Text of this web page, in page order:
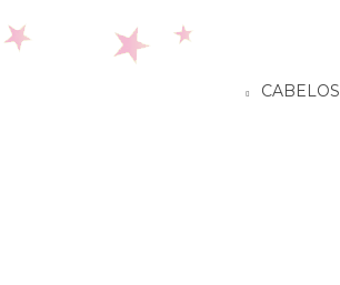
CABELOS